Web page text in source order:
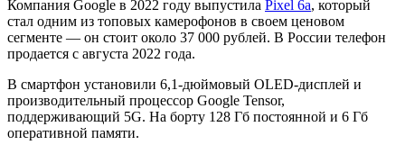
Компания Google в 2022 году выпустила Pixel 6a, который
стал одним из топовых камерофонов в своем ценовом
сегменте — он стоит около 37 000 рублей. В России телефон
продается с августа 2022 года.
В смартфон установили 6,1-дюймовый OLED-дисплей и
производительный процессор Google Tensor,
поддерживающий 5G. На борту 128 Гб постоянной и 6 Гб
оперативной памяти.